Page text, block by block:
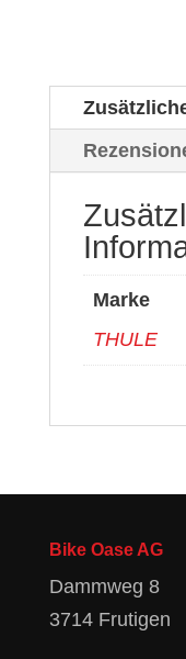
Marke
THULE
Bike Oase AG
Dammweg 8
3714 Frutigen